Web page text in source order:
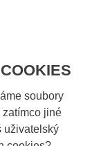
soubory
zatímco jiné
uživatelský